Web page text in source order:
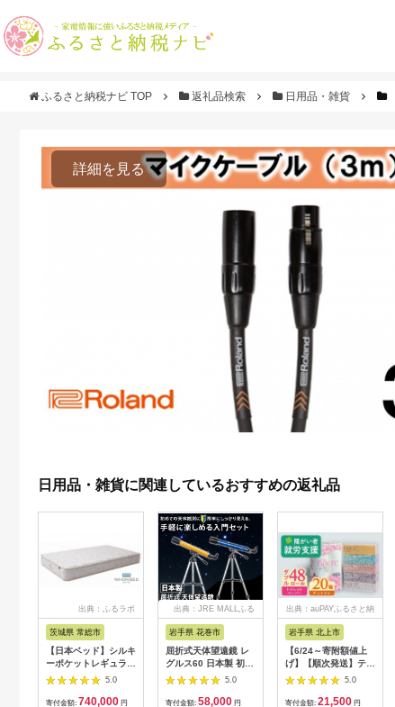
ふるさと納税ナビ TOP 返礼品検索 日用品・雑貨
詳細を見る
日用品・雑貨に関連しているおすすめの返礼品
出典：ふるラボ
茨城県 常総市
【日本ベッド】シルキ
ーポケットレギュラー
11334 シングル 日本
ベッド シルキーポケ
ットレギュラー シン
5.0
寄付金額: 740,000 円
出典：JRE MALLふる
岩手県 花巻市
屈折式天体望遠鏡 レ
グルス60 日本製 初心
者用 スマホ撮影 (カラ
ー：オレンジ）
【1835-2】
5.0
寄付金額: 58,000 円
出典：auPAYふるさと納
岩手県 北上市
【6/24～寄附額値上
げ】【順次発送】ティ
ッシュペーパー 20箱
＆ トイレットロール
(ダブル) 48個 福祉施
5.0
寄付金額: 21,500 円